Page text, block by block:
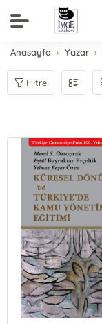
Anasayfa Yazar
Filtre